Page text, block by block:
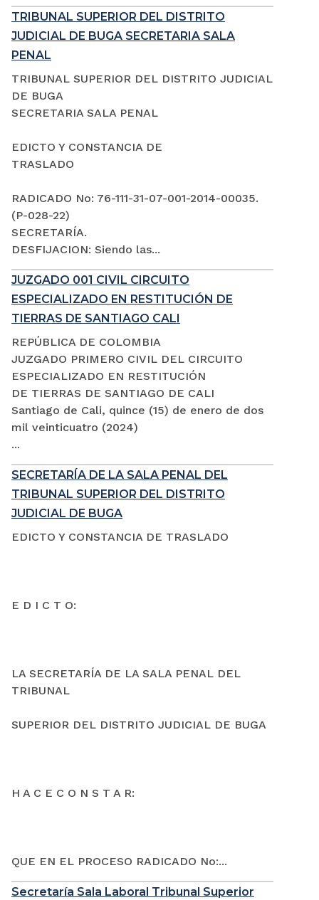
TRIBUNAL SUPERIOR DEL DISTRITO
JUDICIAL DE BUGA SECRETARIA SALA
PENAL
TRIBUNAL SUPERIOR DEL DISTRITO JUDICIAL
DE BUGA
SECRETARIA SALA PENAL
EDICTO Y CONSTANCIA DE
TRASLADO
RADICADO No: 76-111-31-07-001-2014-00035.
(P-028-22)
SECRETARÍA.
DESFIJACION: Siendo las...
JUZGADO 001 CIVIL CIRCUITO
ESPECIALIZADO EN RESTITUCIÓN DE
TIERRAS DE SANTIAGO CALI
REPÚBLICA DE COLOMBIA
JUZGADO PRIMERO CIVIL DEL CIRCUITO
ESPECIALIZADO EN RESTITUCIÓN
DE TIERRAS DE SANTIAGO DE CALI
Santiago de Cali, quince (15) de enero de dos
mil veinticuatro (2024)
...
SECRETARÍA DE LA SALA PENAL DEL
TRIBUNAL SUPERIOR DEL DISTRITO
JUDICIAL DE BUGA
EDICTO Y CONSTANCIA DE TRASLADO
E D I C T O:
LA SECRETARÍA DE LA SALA PENAL DEL
TRIBUNAL
SUPERIOR DEL DISTRITO JUDICIAL DE BUGA
H A C E C O N S T A R:
QUE EN EL PROCESO RADICADO No:...
Secretaría Sala Laboral Tribunal Superior